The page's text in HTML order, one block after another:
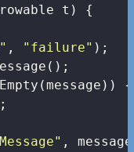
t)
{
, "failure" );
{
,